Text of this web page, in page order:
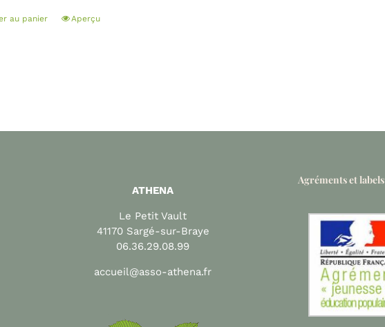
au panier Aperçu
ATHENA
Le Petit Vault
41170 Sargé-sur-Braye
06.36.29.08.99
accueil@asso-athena.fr
Agréments et labels